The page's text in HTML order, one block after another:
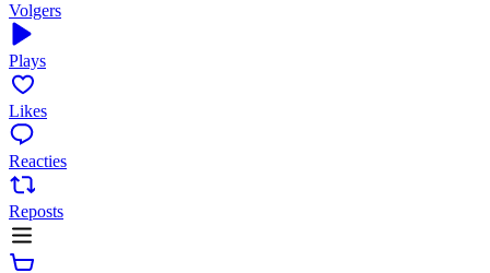
Volgers
Plays
Likes
Reacties
Reposts